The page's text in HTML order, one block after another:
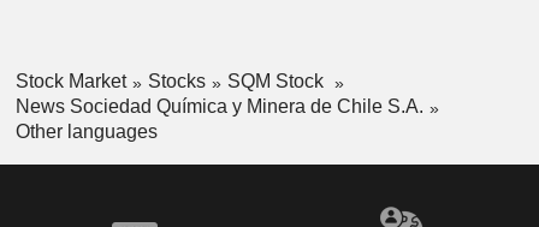
Stock Market Stocks
SQM Stock
News Sociedad Química y Minera de Chile S.A.
Other languages